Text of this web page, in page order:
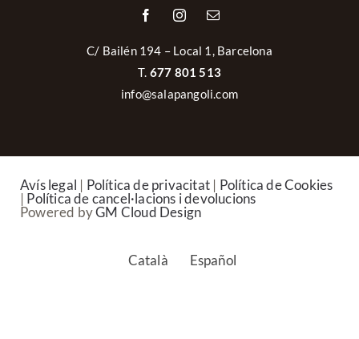
C/ Bailén 194 – Local 1, Barcelona
T. 677 801 513
info@salapangoli.com
Avís legal | Política de privacitat | Política de Cookies
| Política de cancel·lacions i devolucions
Powered byGM Cloud Design
Català Español